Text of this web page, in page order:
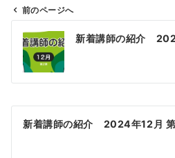
ビ
前のページへ
新着講師の紹介
新着講師の紹介 2024年12月